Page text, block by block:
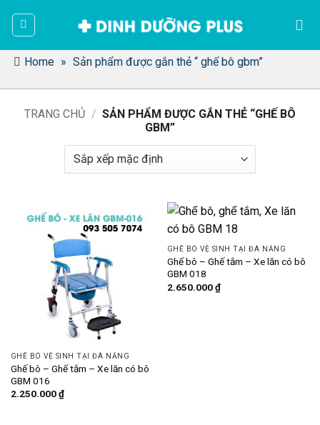
dung Home » Sản phẩm được gắn thẻ “ ghế bô gbm”
TRANG CHỦ / SẢN PHẨM ĐƯỢC GẮN THẺ “GHẾ BÔ
GBM”
GHẾ BÔ VỆ SINH TẠI ĐÀ NẴNG
Ghế bô – Ghế tắm – Xe lăn có bô
GBM 016
2.250.000₫
GHẾ BÔ VỆ SINH TẠI ĐÀ NẴNG
Ghế bô – Ghế tắm – Xe lăn có bô
GBM 018
2.650.000₫